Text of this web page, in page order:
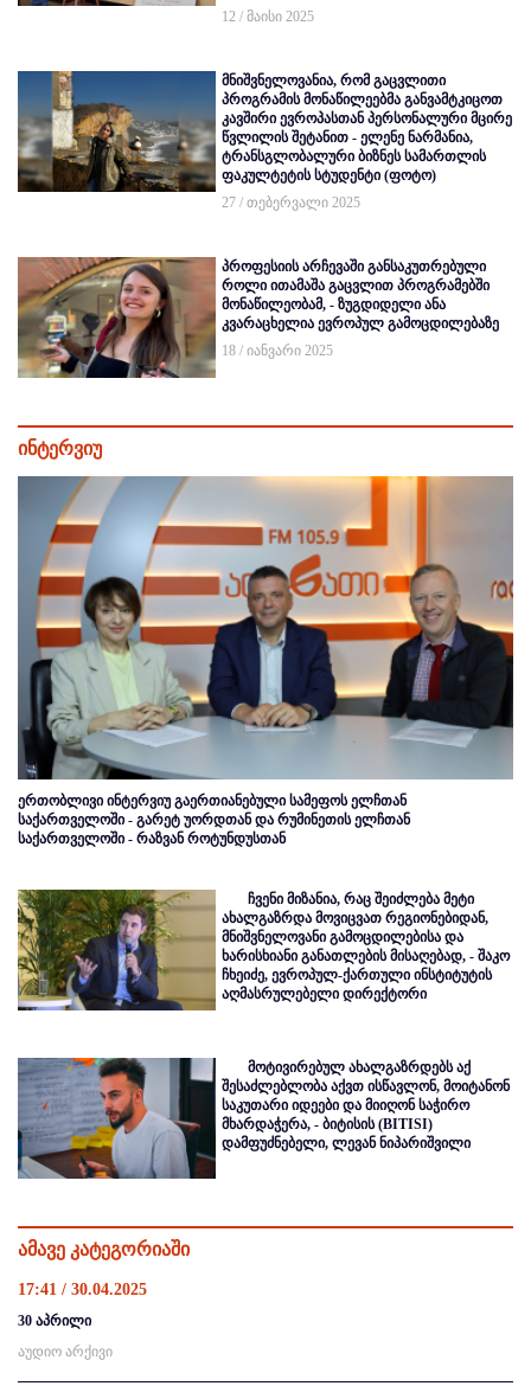
12 / მაისი 2025
მნიშვნელოვანია, რომ გაცვლითი
პროგრამის მონაწილეებმა განვამტკიცოთ
კავშირი ევროპასთან პერსონალური მცირე
წვლილის შეტანით - ელენე ნარმანია,
ტრანსგლობალური ბიზნეს სამართლის
ფაკულტეტის სტუდენტი (ფოტო)
27 / თებერვალი 2025
პროფესიის არჩევაში განსაკუთრებული
როლი ითამაშა გაცვლით პროგრამებში
მონაწილეობამ, - ზუგდიდელი ანა
კვარაცხელია ევროპულ გამოცდილებაზე
18 / იანვარი 2025
ინტერვიუ
ერთობლივი ინტერვიუ გაერთიანებული სამეფოს ელჩთან
საქართველოში - გარეტ უორდთან და რუმინეთის ელჩთან
საქართველოში - რაზვან როტუნდუსთან
ჩვენი მიზანია, რაც შეიძლება მეტი
ახალგაზრდა მოვიცვათ რეგიონებიდან,
მნიშვნელოვანი გამოცდილებისა და
ხარისხიანი განათლების მისაღებად, - შაკო
ჩხეიძე, ევროპულ-ქართული ინსტიტუტის
აღმასრულებელი დირექტორი
მოტივირებულ ახალგაზრდებს აქ
შესაძლებლობა აქვთ ისწავლონ, მოიტანონ
საკუთარი იდეები და მიიღონ საჭირო
მხარდაჭერა, - ბიტისის (BITISI)
დამფუძნებელი, ლევან ნიპარიშვილი
ამავე კატეგორიაში
17:41 / 30.04.2025
30 აპრილი
აუდიო არქივი